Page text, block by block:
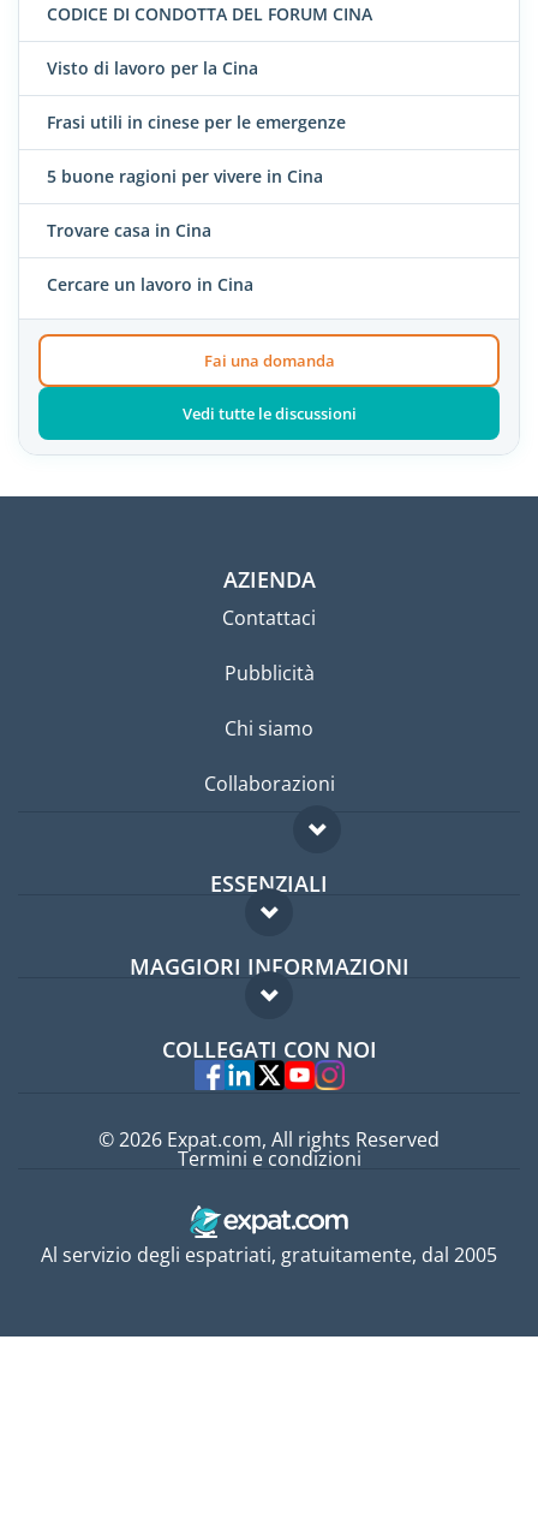
CODICE DI CONDOTTA DEL FORUM CINA
Visto di lavoro per la Cina
Frasi utili in cinese per le emergenze
5 buone ragioni per vivere in Cina
Trovare casa in Cina
Cercare un lavoro in Cina
Fai una domanda
Vedi tutte le discussioni
AZIENDA
Contattaci
Pubblicità
Chi siamo
Collaborazioni
ESSENZIALI
Forum per expat
Guida per expat
MAGGIORI INFORMAZIONI
Domande frequenti
Esperti
COLLEGATI CON NOI
Al servizio degli espatriati, gratuitamente, dal 2005
© 2026 Expat.com, All rights Reserved
Termini e condizioni